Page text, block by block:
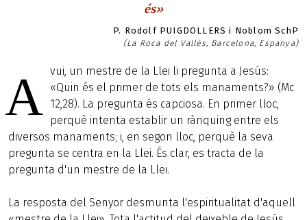
és»
P. Rodolf PUIGDOLLERS i Noblom SchP
(La Roca del Vallès, Barcelona, Espanya)
A vui, un mestre de la Llei li pregunta a Jesús:
«Quin és el primer de tots els manaments?» (Mc
12,28). La pregunta és capciosa. En primer lloc,
perquè intenta establir un rànquing entre els
diversos manaments; i, en segon lloc, perquè la seva
pregunta se centra en la Llei. És clar, es tracta de la
pregunta d'un mestre de la Llei.
La resposta del Senyor desmunta l'espiritualitat d'aquell